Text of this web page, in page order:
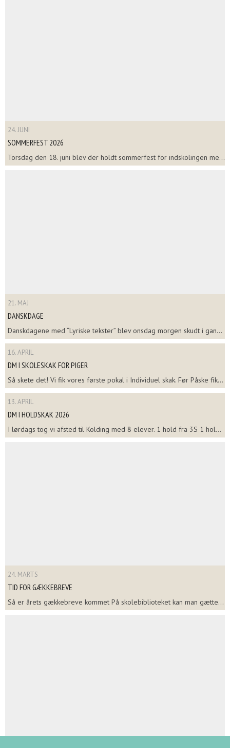
24. JUNI
SOMMERFEST 2026
Torsdag den 18. juni blev der holdt sommerfest for indskolingen me...
21. MAJ
DANSKDAGE
Danskdagene med “Lyriske tekster” blev onsdag morgen skudt i gan...
16. APRIL
DM I SKOLESKAK FOR PIGER
Så skete det! Vi fik vores første pokal i Individuel skak. Før Påske fik...
13. APRIL
DM I HOLDSKAK 2026
I lørdags tog vi afsted til Kolding med 8 elever. 1 hold fra 3S 1 hol...
24. MARTS
TID FOR GÆKKEBREVE
Så er årets gækkebreve kommet På skolebiblioteket kan man gætte...